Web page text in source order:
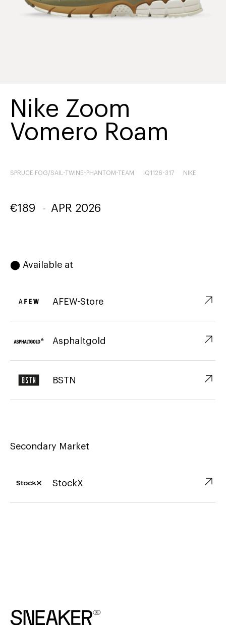
Nike Zoom
Vomero Roam
SPRUCE FOG/SAIL-TWINE-PHANTOM-TEAM IQ1126-317 NIKE
€189 - APR 2026
⬤ Available at
AFEW-Store ↗︎
Asphaltgold ↗︎
BSTN ↗︎
Secondary Market
StockX ↗︎